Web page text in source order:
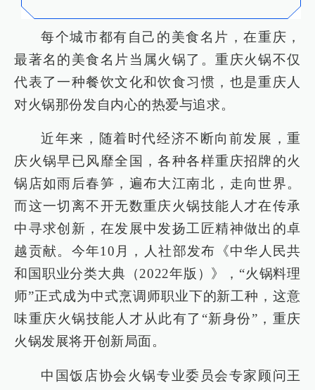
每个城市都有自己的美食名片，在重庆，
最著名的美食名片当属火锅了。重庆火锅不仅
代表了一种餐饮文化和饮食习惯，也是重庆人
对火锅那份发自内心的热爱与追求。
近年来，随着时代经济不断向前发展，重
庆火锅早已风靡全国，各种各样重庆招牌的火
锅店如雨后春笋，遍布大江南北，走向世界。
而这一切离不开无数重庆火锅技能人才在传承
中寻求创新，在发展中发扬工匠精神做出的卓
越贡献。今年10月，人社部发布《中华人民共
和国职业分类大典（2022年版）》，“火锅料理
师”正式成为中式烹调师职业下的新工种，这意
味重庆火锅技能人才从此有了“新身份”，重庆
火锅发展将开创新局面。
中国饭店协会火锅专业委员会专家顾问王